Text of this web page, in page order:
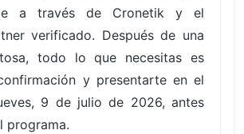
a través de Cronetik y el
verificado. Después de una
todo lo que necesitas es
y presentarte en el
9 de julio de 2026, antes
programa.